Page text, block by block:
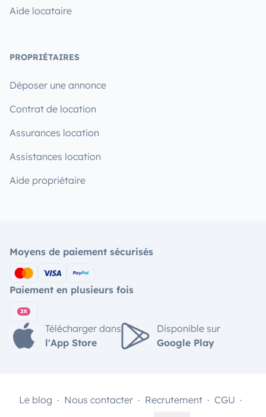
Aide locataire
PROPRIÉTAIRES
Déposer une annonce
Contrat de location
Assurances location
Assistances location
Aide propriétaire
Moyens de paiement sécurisés
Paiement en plusieurs fois
Télécharger dans
l'App Store
Disponible sur
Google Play
Le blog Nous contacter Recrutement CGU